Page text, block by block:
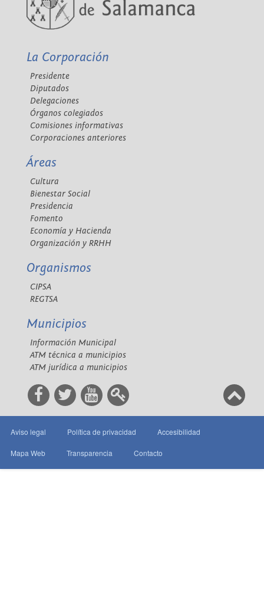
La Corporación
Presidente
Diputados
Delegaciones
Órganos colegiados
Comisiones informativas
Corporaciones anteriores
Áreas
Cultura
Bienestar Social
Presidencia
Fomento
Economía y Hacienda
Organización y RRHH
Organismos
CIPSA
REGTSA
Municipios
Información Municipal
ATM técnica a municipios
ATM jurídica a municipios
Aviso legal Política de privacidad Accesibilidad
Mapa Web Transparencia Contacto